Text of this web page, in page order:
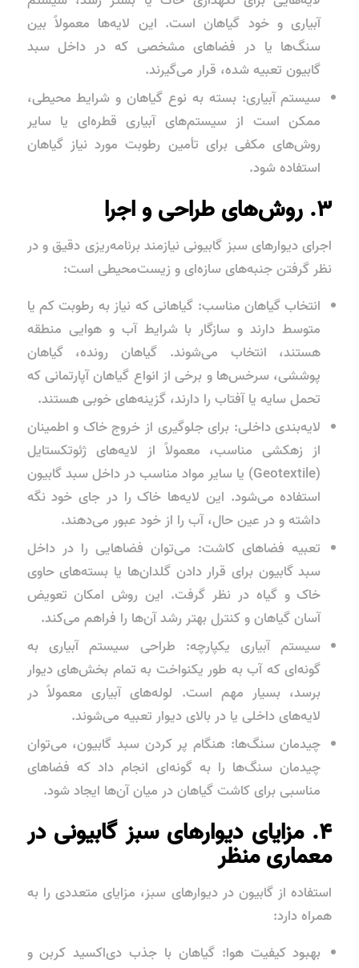
آبیاری و خود گیاهان است. این لایه‌ها معمولاً بین
سنگ‌ها یا در فضاهای مشخصی که در داخل سبد
گابیون تعبیه شده، قرار می‌گیرند.
سیستم آبیاری: بسته به نوع گیاهان و شرایط محیطی،
ممکن است از سیستم‌های آبیاری قطره‌ای یا سایر
روش‌های مکفی برای تأمین رطوبت مورد نیاز گیاهان
استفاده شود.
۳. روش‌های طراحی و اجرا
اجرای دیوارهای سبز گابیونی نیازمند برنامه‌ریزی دقیق و در
نظر گرفتن جنبه‌های سازه‌ای و زیست‌محیطی است:
انتخاب گیاهان مناسب: گیاهانی که نیاز به رطوبت کم یا
متوسط دارند و سازگار با شرایط آب و هوایی منطقه
هستند، انتخاب می‌شوند. گیاهان رونده، گیاهان
پوششی، سرخس‌ها و برخی از انواع گیاهان آپارتمانی که
تحمل سایه یا آفتاب را دارند، گزینه‌های خوبی هستند.
لایه‌بندی داخلی: برای جلوگیری از خروج خاک و اطمینان
از زهکشی مناسب، معمولاً از لایه‌های ژئوتکستایل
(Geotextile) یا سایر مواد مناسب در داخل سبد گابیون
استفاده می‌شود. این لایه‌ها خاک را در جای خود نگه
داشته و در عین حال، آب را از خود عبور می‌دهند.
تعبیه فضاهای کاشت: می‌توان فضاهایی را در داخل
سبد گابیون برای قرار دادن گلدان‌ها یا بسته‌های حاوی
خاک و گیاه در نظر گرفت. این روش امکان تعویض
آسان گیاهان و کنترل بهتر رشد آن‌ها را فراهم می‌کند.
سیستم آبیاری یکپارچه: طراحی سیستم آبیاری به
گونه‌ای که آب به طور یکنواخت به تمام بخش‌های دیوار
برسد، بسیار مهم است. لوله‌های آبیاری معمولاً در
لایه‌های داخلی یا در بالای دیوار تعبیه می‌شوند.
چیدمان سنگ‌ها: هنگام پر کردن سبد گابیون، می‌توان
چیدمان سنگ‌ها را به گونه‌ای انجام داد که فضاهای
مناسبی برای کاشت گیاهان در میان آن‌ها ایجاد شود.
۴. مزایای دیوارهای سبز گابیونی در
معماری منظر
استفاده از گابیون در دیوارهای سبز، مزایای متعددی را به
همراه دارد:
بهبود کیفیت هوا: گیاهان با جذب دی‌اکسید کربن و